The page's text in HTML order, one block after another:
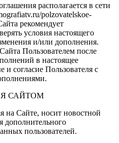
располагается в сети
polzovatelskoe-
рекомендует
условия настоящего
и/или дополнения.
Пользователем после
в настоящее
и согласие Пользователя с
САЙТОМ
на Сайте, носит новостной
дополнительного
пользователей.